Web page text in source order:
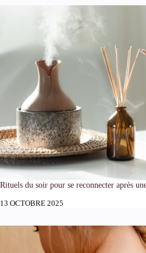
Rituels du soir pour se reconnecter après
13 OCTOBRE 2025